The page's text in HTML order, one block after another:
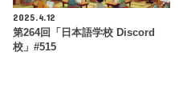
2025.4.12
第264回「日本語学校 Discord
校」#515